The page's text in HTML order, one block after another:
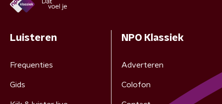
Luisteren
Frequenties
Gids
NPO Klassiek
Adverteren
Colofon